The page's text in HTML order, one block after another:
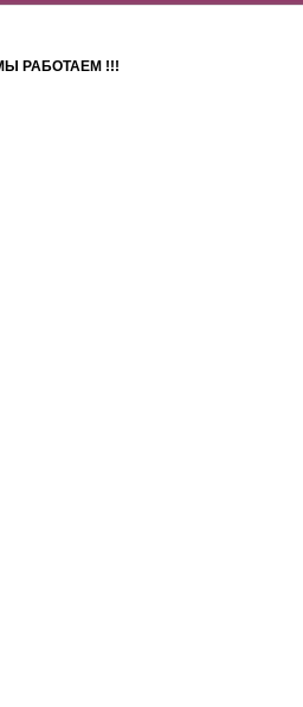
РАБОТАЕМ !!!